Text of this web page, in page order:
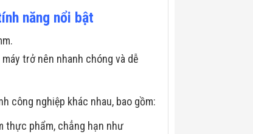
năng nổi bật
trở nên nhanh chóng và dễ
công nghiệp khác nhau, bao gồm:
thực phẩm, chẳng hạn như